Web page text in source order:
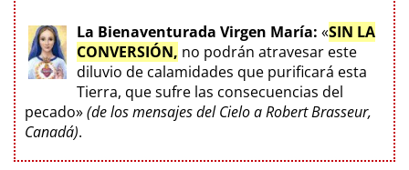
La Bienaventurada Virgen María: «SIN LA
CONVERSIÓN, no podrán atravesar este
diluvio de calamidades que purificará esta
Tierra, que sufre las consecuencias del
pecado»(de los mensajes del Cielo a Robert Brasseur,
Canadá).